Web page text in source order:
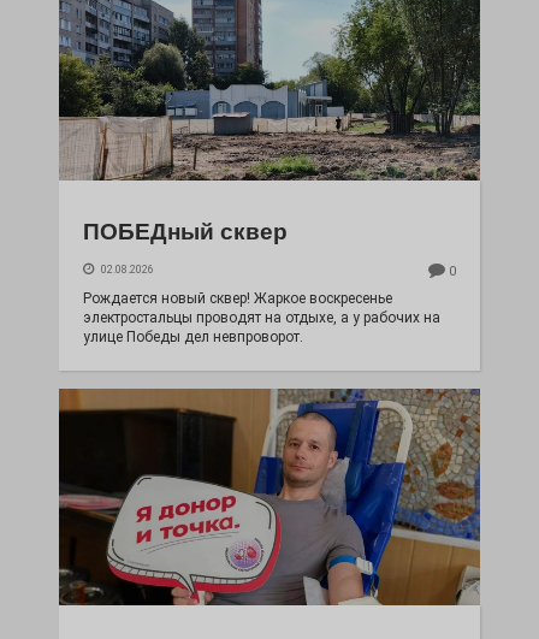
ПОБЕДный сквер
02.08.2026 0
Рождается новый сквер! Жаркое воскресенье
электростальцы проводят на отдыхе, а у рабочих на
улице Победы дел невпроворот.